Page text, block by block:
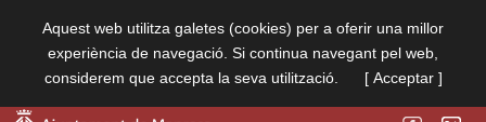
Aquest web utilitza galetes (cookies) per a oferir una millor
experiència de navegació. Si continua navegant pel web,
considerem que accepta la seva utilització.
[ Acceptar ]